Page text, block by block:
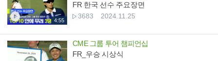
4:55
FR 한국 선수 주요장면
3683 2024.11.25
CME 그룹 투어 챔피언십
FR_우승 시상식